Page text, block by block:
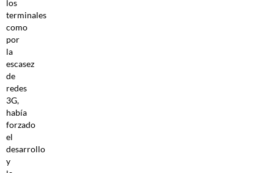
los
terminales
como
por
la
escasez
de
redes
3G,
había
forzado
el
desarrollo
y